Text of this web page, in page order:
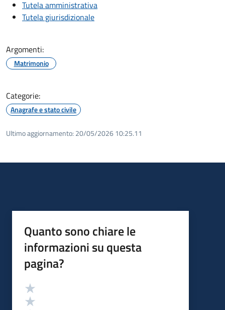
Tutela amministrativa
Tutela giurisdizionale
Argomenti:
Matrimonio
Categorie:
Anagrafe e stato civile
Ultimo aggiornamento: 20/05/2026 10:25.11
Quanto sono chiare le
informazioni su questa
pagina?
Valutazione